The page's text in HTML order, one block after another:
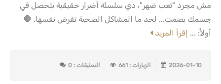
مش مجرد "تعب ضهر"، دي سلسلة أضرار حقيقية بتحصل في
جسمك بصمت... لحد ما المشاكل الصحية تفرض نفسها. 🛑
أولاً: ... إقرأ المزيد
2026-01-10 الزيارات : 661 التعليقات : 0